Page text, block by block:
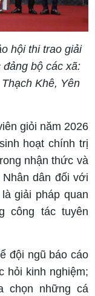
hội thi trao giải
bộ các xã:
Khê, Yên
giỏi năm 2026
hoạt chính trị
nhận thức và
dân đối với
giải pháp quan
công tác tuyên
đội ngũ báo cáo
hỏi kinh nghiệm;
chọn những cá